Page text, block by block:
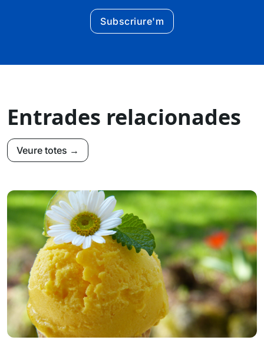
Subscriure'm
Entrades relacionades
Veure totes →